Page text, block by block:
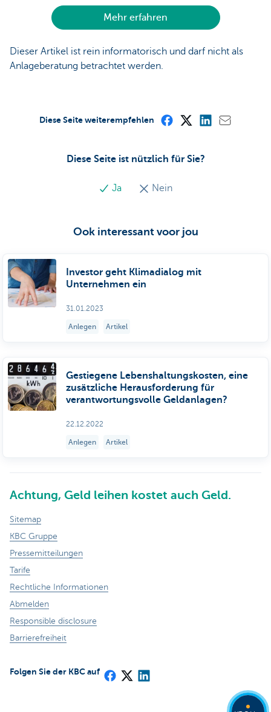
Mehr erfahren
Dieser Artikel ist rein informatorisch und darf nicht als
Anlageberatung betrachtet werden.
Diese Seite ist nützlich für Sie?
Ja Nein
Diese Seite weiterempfehlen
Ook interessant voor jou
Investor geht Klimadialog mit
Unternehmen ein
31.01.2023
Anlegen Artikel
Gestiegene Lebenshaltungskosten, eine
zusätzliche Herausforderung für
verantwortungsvolle Geldanlagen?
22.12.2022
Anlegen Artikel
Achtung, Geld leihen kostet auch Geld.
Sitemap
KBC Gruppe
Pressemitteilungen
Tarife
Rechtliche Informationen
Abmelden
Responsible disclosure
Barrierefreiheit
Folgen Sie der KBC auf